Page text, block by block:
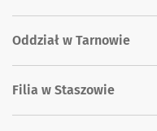
Oddział w Tarnowie
Filia w Staszowie